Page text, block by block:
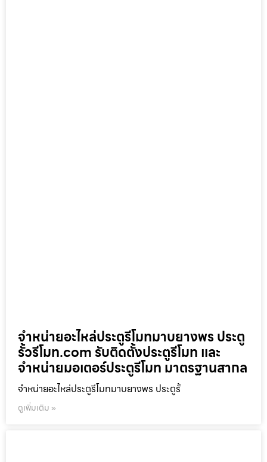
จำหน่ายอะไหล่ประตูรีโมทมาบยางพร ประตู
รั้วรีโมท.com รับติดตั้งประตูรีโมท และ
จำหน่ายมอเตอร์ประตูรีโมท มาตรฐานสากล
จำหน่ายอะไหล่ประตูรีโมทมาบยางพร ประตูรั้
ดูเพิ่มเติม »